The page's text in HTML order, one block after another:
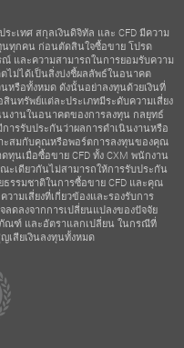
ระเทศ สกุลเงินดิจิทัล และ CFD มีความ
นทุกคน ก่อนตัดสินใจซื้อขาย โปรด
และความสามารถในการยอมรับความ
ไม่ได้เป็นสิ่งบ่งชี้ผลลัพธ์ในอนาคต
หรือทั้งหมด ดังนั้นอย่าลงทุนด้วยเงินที่
นทรัพย์แต่ละประเภทมีระดับความเสี่ยง
งานในอนาคตของการลงทุน กลยุทธ์
ารรับประกันว่าผลการดำเนินงานหรือ
ะสมกับคุณหรือพอร์ตการลงทุนของคุณ
ทุนเมื่อซื้อขาย CFD ทั้ง CXM พนักงาน
เดียวกันไม่สามารถให้การรับประกัน
รรมชาติในการซื้อขาย CFD และคุณ
วามเสี่ยงที่เกี่ยวข้องและรองรับการ
ดลงจากการเปลี่ยนแปลงของปัจจัย
ณฑ์ และอัตราแลกเปลี่ยน ในกรณีที่
เสียเงินลงทุนทั้งหมด